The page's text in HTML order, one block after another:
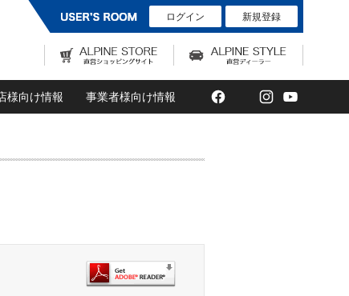
ログイン 新規登録
様向け情報 事業者様向け情報 Facebook
TwitterInstagram